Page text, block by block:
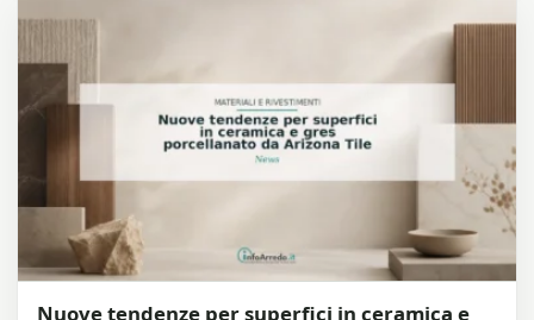
Nuove tendenze per superfici in ceramica e